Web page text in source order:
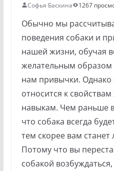
Софья Баскина 1267
Обычно мы
поведения собаки и
нашей жизни, обучая
желательным
нам привычки. Однако
относится к
навыкам. Чем раньше
что собака всегда
тем скорее вам станет
Потому что вы
собакой